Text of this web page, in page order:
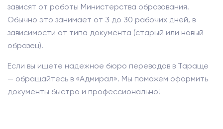
зависят от работы Министерства образования.
Обычно это занимает от 3 до 30 рабочих дней, в
зависимости от типа документа (старый или новый
образец).
Если вы ищете надежное бюро переводов в Тараще
— обращайтесь в «Адмирал». Мы поможем оформить
документы быстро и профессионально!